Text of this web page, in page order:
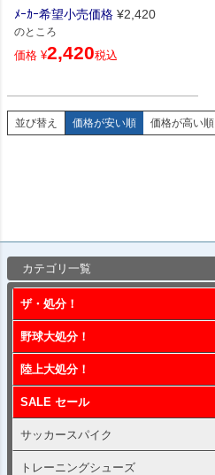
ﾒｰｶｰ希望小売価格 ¥2,420
のところ
価格 ¥2,420税込
並び替え 価格が安い順 価格が高い順
カテゴリ一覧
ザ・処分！
野球大処分！
陸上大処分！
SALE セール
サッカースパイク
トレーニングシューズ